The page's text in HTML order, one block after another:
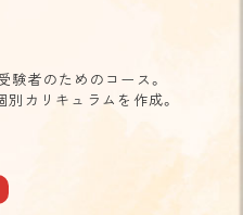
験者のためのコース。
カリキュラムを作成。